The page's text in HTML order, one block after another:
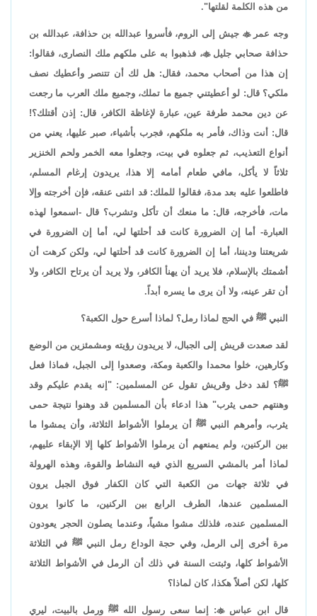
من هذه الكلمة لقلتها".
وجه عمر جيش إلى الروم، فأسروا عبدالله بن حذافة، عبدالله بن
حذافة صحابي جليل، فذهبوا به على ملكهم ملك النصارى، فقالوا:
إن هذا من أصحاب محمد، فقال: هل لك أن تتنصر وأعطيك نصف
ملكي؟ قال: لو أعطيتني جميع ما تملك، وجميع ملك العرب ما رجعت
عن دين محمد طرفة عين، عبارة لإغاظة الكافر، قال: إذن أقتلك؟!
قال: أنت وذاك، فأمر به ملكهم، فجرب بأشياء، صبر عليها، يعني من
أنواع التعذيب، ثم جعلوه في بيت، وجعلوا معه الخمر ولحم الخنزير
ثلاثاً لا يأكل، مافي طعام أمامه إلا هذا، يريدون إرغام المسلم،
فاطلعوا عليه بعد مدة، فقالوا للملك: قد انثنى عنقه، فإن أخرجته وإلا
مات، فأخرجه، قال: ما منعك أن تأكل وتشرب؟ قال -اسمعوا لهذه
العبارة- أما إن الضرورة كانت قد أحلتها لي، أما إن الضرورة في
شريعتنا وديننا، أما إن الضرورة كانت قد أحلتها لي، ولكن كرهت أن
أشمتك بالإسلام، فلا يريد أن يهنأ الكافر، ولا يريد أن يرتاح الكافر، ولا
أن تقر عينه، ولا أن يرى ما يسره أبداً.
النبي ﷺ في الحج لماذا رمل؟ لماذا أسرع حول الكعبة؟
لقد صعدت قريش إلى الجبال، لا يريدون رؤيته ومشمئزين من الوضع
وكارهين، خلوا محمدا والكعبة ومكة، وصعدوا إلى الجبل، فماذا فعل
ﷺ؟ لقد دخل وقريش تقول عن المسلمين: "إنه يقدم عليكم وقد
وهنتهم حمى يثرب" هذا ادعاء بأن المسلمين قد وهنوا نتيجة حمى
يثرب، وأمرهم النبي ﷺ أن يرملوا الأشواط الثلاثة، وأن يمشوا ما
بين الركنين، ولم يمنعهم أن يرملوا الأشواط كلها إلا الإبقاء عليهم،
لماذا أمر بالمشي السريع الذي فيه النشاط والقوة، وهذه الهرولة
في ثلاثة جهات من الكعبة التي كان الكفار فوق الجبل يرون
المسلمين عندها، الطرف الرابع بين الركنين، ما كانوا يرون
المسلمين عنده، فلذلك مشوا مشياً، وعندما يصلون الحجر يعودون
مرة أخرى إلى الرمل، وفي حجة الوداع رمل النبي ﷺ في الثلاثة
الأشواط كلها، وثبتت السنة في ذلك أن الرمل في الأشواط الثلاثة
كلها، لكن أصلاً هكذا، كان لماذا؟
قال ابن عباس: إنما سعى رسول الله ﷺ ورمل بالبيت، ليري